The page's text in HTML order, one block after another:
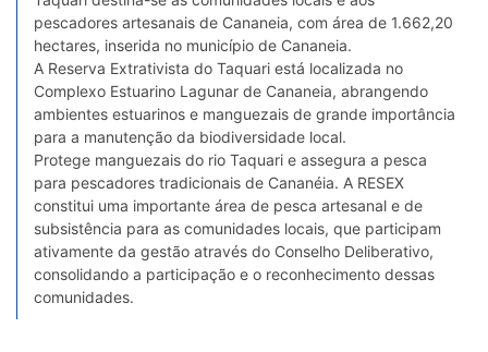
pescadores artesanais de Cananeia, com área de 1.662,20
hectares, inserida no município de Cananeia.
A Reserva Extrativista do Taquari está localizada no
Complexo Estuarino Lagunar de Cananeia, abrangendo
ambientes estuarinos e manguezais de grande importância
para a manutenção da biodiversidade local.
Protege manguezais do rio Taquari e assegura a pesca
para pescadores tradicionais de Cananéia. A RESEX
constitui uma importante área de pesca artesanal e de
subsistência para as comunidades locais, que participam
ativamente da gestão através do Conselho Deliberativo,
consolidando a participação e o reconhecimento dessas
comunidades.